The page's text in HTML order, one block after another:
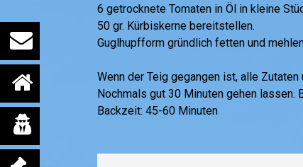
6 getrocknete Tomaten in Öl in kleine
50 gr. Kürbiskerne bereitstellen.
Guglhupfform gründlich fetten und
Wenn der Teig gegangen ist, alle
Nochmals gut 30 Minuten gehen lassen.
Backzeit: 45-60 Minuten